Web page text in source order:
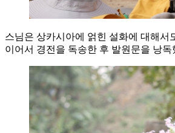
스님은 상카시아에 얽힌 설화에 대해서
이어서 경전을 독송한 후 발원문을 낭독